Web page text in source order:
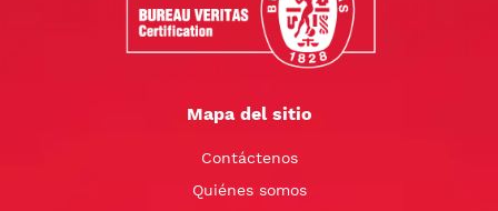
Mapa del sitio
Contáctenos
Quiénes somos